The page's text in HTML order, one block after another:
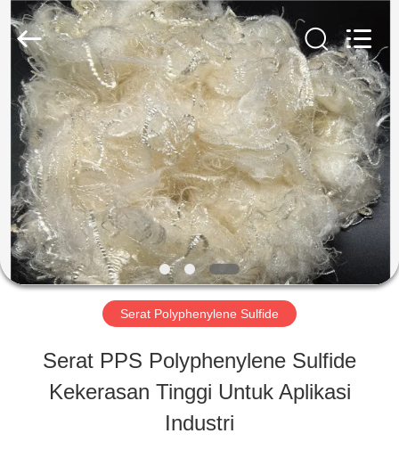
RUMAH
PRODUK
VIDEO
TENTANG
TUR
2026
CHANGSHU
AZURE
IMP&EXP
CO.LTD.
Rights
Reserved.
Serat Polyphenylene Sulfide
Serat PPS Polyphenylene Sulfide
Kekerasan Tinggi Untuk Aplikasi
Industri